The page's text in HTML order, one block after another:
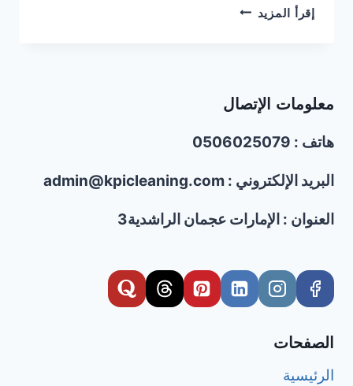
إقرأ المزيد شركة
تركيب
واشواك
معلومات الإتصال
هاتف : 0506025079
البريد الإلكتروني : admin@kpicleaning.com
العنوان : الإمارات عجمان الراشدية3
الصفحات
الرئيسية